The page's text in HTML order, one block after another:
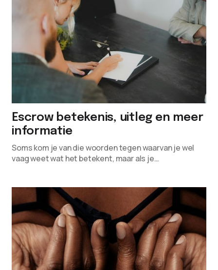
Escrow betekenis, uitleg en meer
informatie
Soms kom je van die woorden tegen waarvan je wel
vaag weet wat het betekent, maar als je…